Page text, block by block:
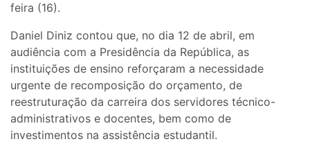
feira (16).
Daniel Diniz contou que, no dia 12 de abril, em
audiência com a Presidência da República, as
instituições de ensino reforçaram a necessidade
urgente de recomposição do orçamento, de
reestruturação da carreira dos servidores técnico-
administrativos e docentes, bem como de
investimentos na assistência estudantil.